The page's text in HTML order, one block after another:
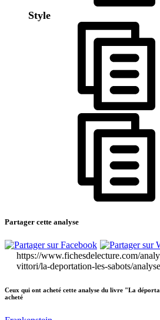
Style
Partager cette analyse
https://www.fichesdelecture.com/
vittori/la-deportation-les-sabots/
Ceux qui ont acheté cette analyse du livre "La
acheté